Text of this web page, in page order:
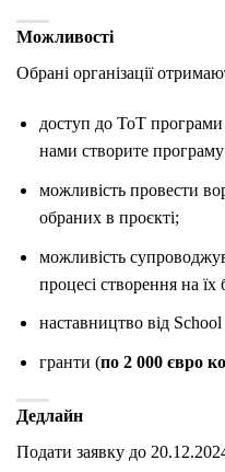
Можливості
Обрані організації
доступ до ТоТ
нами створите програму
можливість провести
обраних в проєкті;
можливість
процесі створення на
наставництво від School
гранти (по 2 000 євро
Дедлайн
Подати заявку до